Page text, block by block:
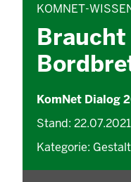
KOMNET-
Braucht
KomNet Dialog
Stand: 22.07.2021
Kategorie: